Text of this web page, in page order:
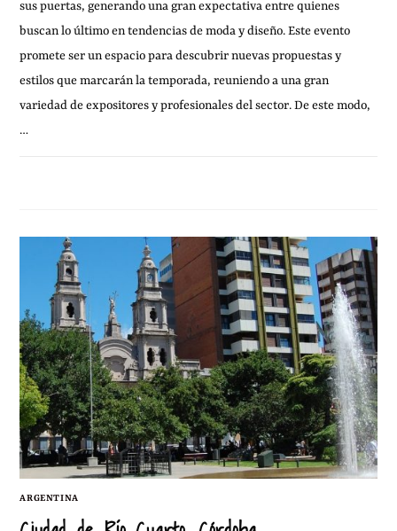
sus puertas, generando una gran expectativa entre quienes
buscan lo último en tendencias de moda y diseño. Este evento
promete ser un espacio para descubrir nuevas propuestas y
estilos que marcarán la temporada, reuniendo a una gran
variedad de expositores y profesionales del sector. De este modo,
…
ARGENTINA